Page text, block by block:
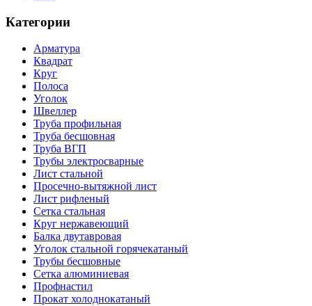
Категории
Арматура
Квадрат
Круг
Полоса
Уголок
Швеллер
Труба профильная
Труба бесшовная
Труба ВГП
Трубы электросварные
Лист стальной
Просечно-вытяжной лист
Лист рифленый
Сетка стальная
Круг нержавеющий
Балка двутавровая
Уголок стальной горячекатаный
Трубы бесшовные
Сетка алюминиевая
Профнастил
Прокат холоднокатаный